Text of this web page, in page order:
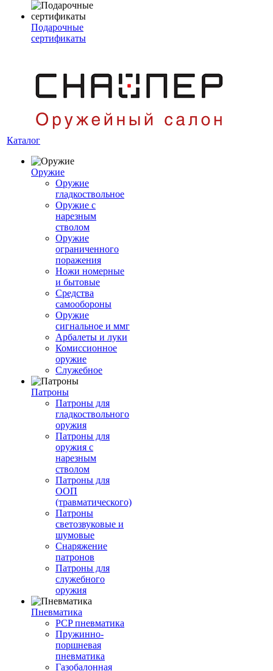
Подарочные
сертификаты
Каталог
Оружие
Оружие
гладкоствольное
Оружие с
нарезным
стволом
Оружие
ограниченного
поражения
Ножи номерные
и бытовые
Средства
самообороны
Оружие
сигнальное и ммг
Арбалеты и луки
Комиссионное
оружие
Служебное
Патроны
Патроны для
гладкоствольного
оружия
Патроны для
оружия с
нарезным
стволом
Патроны для
ООП
(травматического)
Патроны
светозвуковые и
шумовые
Снаряжение
патронов
Патроны для
служебного
оружия
Пневматика
PCP пневматика
Пружинно-
поршневая
пневматика
Газобалонная